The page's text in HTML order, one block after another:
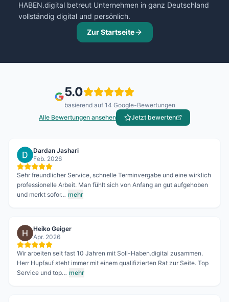
HABEN.digital betreut Unternehmen in ganz Deutschland
vollständig digital und persönlich.
Zur Startseite
5.0
basierend auf 14 Google-Bewertungen
Alle Bewertungen ansehen
Jetzt bewerten
Dardan Jashari
Feb. 2026
Sehr freundlicher Service, schnelle Terminvergabe und eine wirklich
professionelle Arbeit. Man fühlt sich von Anfang an gut aufgehoben
und merkt sofor… mehr
Heiko Geiger
Apr. 2026
Wir arbeiten seit fast 10 Jahren mit Soll-Haben.digital zusammen.
Herr Hupfauf steht immer mit einem qualifizierten Rat zur Seite. Top
Service und top… mehr